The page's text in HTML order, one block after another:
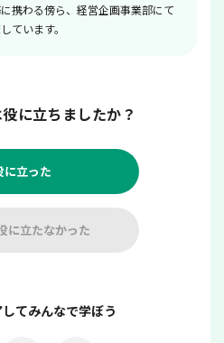
携わる傍ら、経営企画事業部にて
ています。
に立ちましたか？
に立った
に立たなかった
てみんなで学ぼう